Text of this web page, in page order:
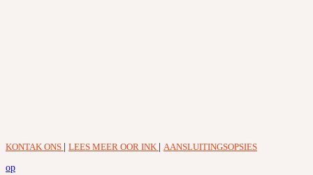
KONTAK ONS | LEES MEER OOR INK | AANSLUITINGSOPSIES
op